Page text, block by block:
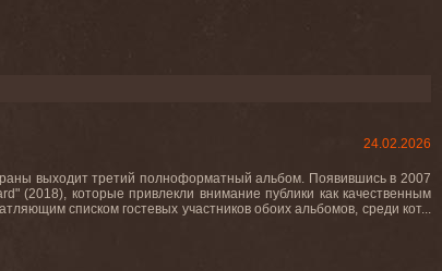
24.02.2026
выходит третий полноформатный альбом. Появившись в 2007
(2018), которые привлекли внимание публики как качественным
списком гостевых участников обоих альбомов, среди кот...